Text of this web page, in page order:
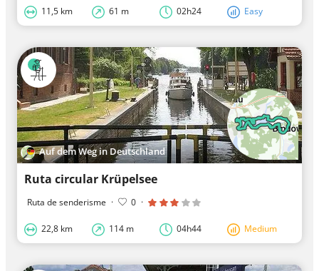
11,5 km 61 m 02h24 Easy
Auf dem Weg in Deutschland
Ruta circular Krüpelsee
Ruta de senderisme · 0 ·
22,8 km 114 m 04h44 Medium